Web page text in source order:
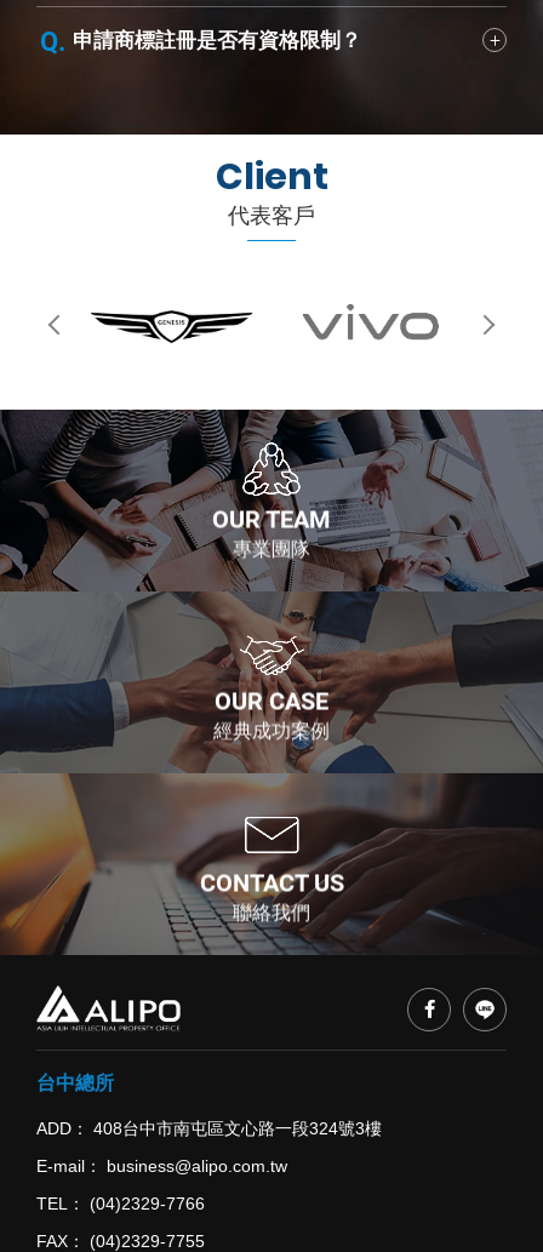
申請商標註冊是否有資格限制？
Client
代表客戶
OUR TEAM
專業團隊
OUR CASE
經典成功案例
CONTACT US
聯絡我們
台中總所
ADD
408台中市南屯區文心路一段324號3樓
E-mail
business@alipo.com.tw
TEL
(04)2329-7766
FAX
(04)2329-7755